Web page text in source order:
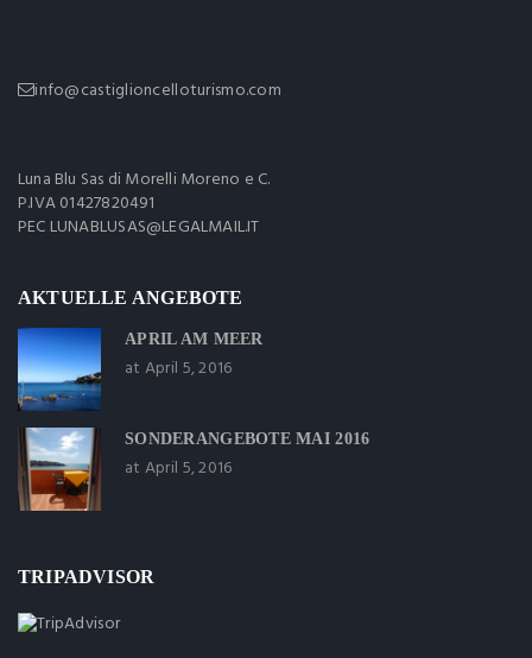
info@castiglioncelloturismo.com
Luna Blu Sas di Morelli Moreno e C.
P.IVA 01427820491
PEC LUNABLUSAS@LEGALMAIL.IT
AKTUELLE ANGEBOTE
APRIL AM MEER
at April 5, 2016
SONDERANGEBOTE MAI 2016
at April 5, 2016
TRIPADVISOR